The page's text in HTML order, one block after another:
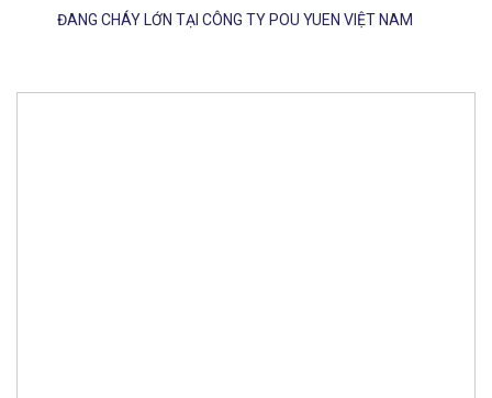
ĐANG CHÁY LỚN TẠI CÔNG TY POU YUEN VIỆT NAM